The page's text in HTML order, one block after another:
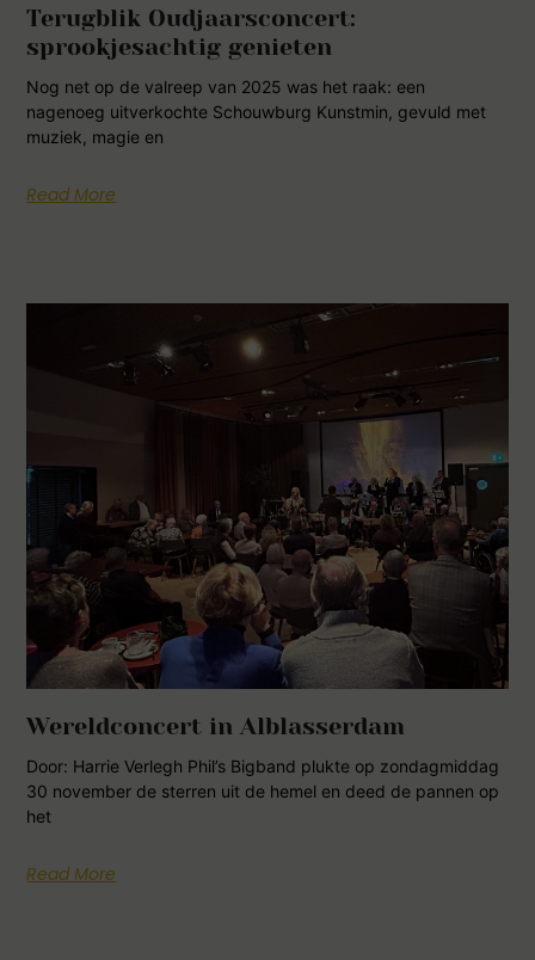
Terugblik Oudjaarsconcert:
sprookjesachtig genieten
Nog net op de valreep van 2025 was het raak: een
nagenoeg uitverkochte Schouwburg Kunstmin, gevuld met
muziek, magie en
Read More
Wereldconcert in Alblasserdam
Door: Harrie Verlegh Phil’s Bigband plukte op zondagmiddag
30 november de sterren uit de hemel en deed de pannen op
het
Read More